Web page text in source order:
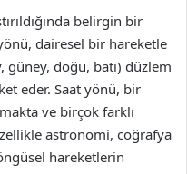
belirgin bir
dairesel bir hareketle
doğu, batı) düzlem
eder. Saat yönü, bir
ve birçok farklı
astronomi, coğrafya
hareketlerin